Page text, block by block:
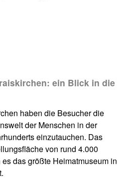
ein Blick in die
haben die Besucher die
der Menschen in der
einzutauchen. Das
von rund 4.000
das größte Heimatmuseum in